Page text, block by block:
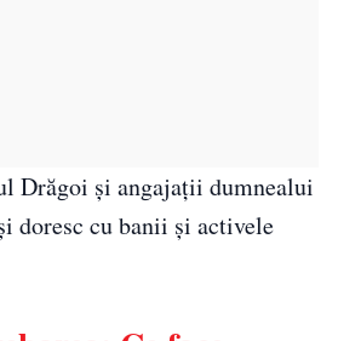
Drăgoi și angajații dumnealui
doresc cu banii și activele